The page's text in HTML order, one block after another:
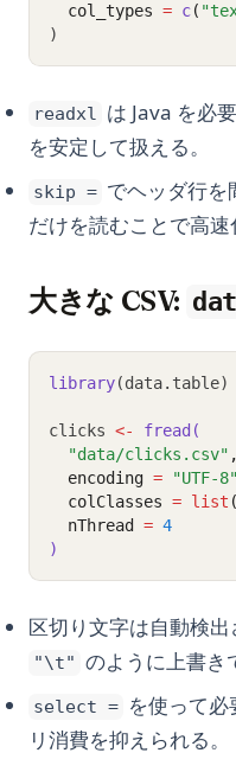
  col_types
= c(
)
readxl は Java を必
を安定して扱える。
skip = でヘッダ行を
だけを読むことで高速
大きな CSV:
library(data.table)
clicks <-
fread(
"data/clicks.csv" ,
  encoding
= "UTF-8"
  colClasses
= list
  nThread
= 4
)
区切り文字は自動検
"\t" のように上書き
select = を使って
リ消費を抑えられる。